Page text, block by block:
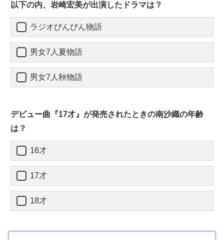
以下の内、岩崎宏美が出演したドラマは？
ラジオびんびん物語
男女7人夏物語
男女7人秋物語
デビュー曲『17才』が発売されたときの南沙織の年齢
は？
16才
17才
18才